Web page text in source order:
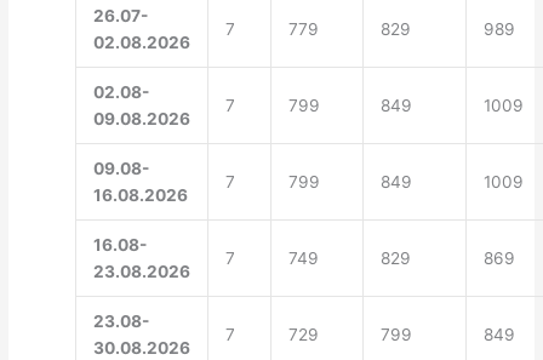
26.07-
02.08.2026
7 779 829 989
02.08-
09.08.2026
7 799 849 1009
09.08-
16.08.2026
7 799 849 1009
16.08-
23.08.2026
7 749 829 869
23.08-
30.08.2026
7 729 799 849